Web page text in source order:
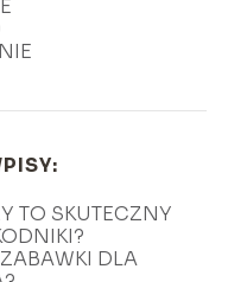
TO SKUTECZNY
DLA